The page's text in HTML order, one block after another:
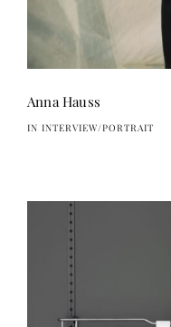
Anna Hauss
IN INTERVIEW/PORTRAIT